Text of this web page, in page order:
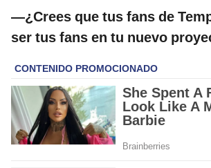
—¿Crees que tus fans de
ser tus fans en tu nuevo